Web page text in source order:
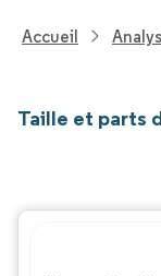
Accueil
Taille et parts